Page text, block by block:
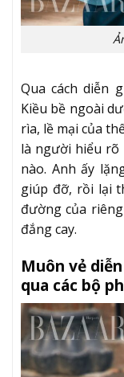
Qua cách diễn
Kiều bề ngoài
rìa, lề mại của
là người hiểu rõ
nào. Anh ấy
giúp đỡ, rồi lại
đường của
đắng cay.
Muôn vẻ
qua các bộ